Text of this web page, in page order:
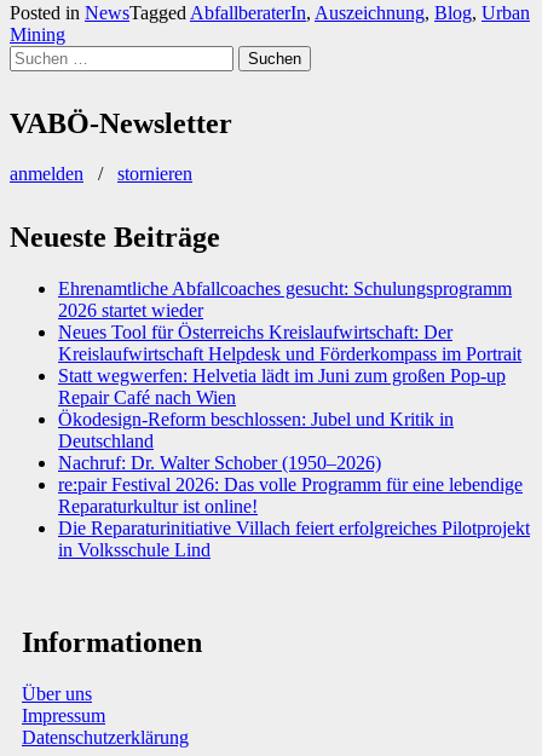
Posted in NewsTagged AbfallberaterIn, Auszeichnung, Blog, Urban
Mining
Suchen
nach:
VABÖ-Newsletter
anmelden / stornieren
Neueste Beiträge
Ehrenamtliche Abfallcoaches gesucht: Schulungsprogramm
2026 startet wieder
Neues Tool für Österreichs Kreislaufwirtschaft: Der
Kreislaufwirtschaft Helpdesk und Förderkompass im Portrait
Statt wegwerfen: Helvetia lädt im Juni zum großen Pop-up
Repair Café nach Wien
Ökodesign-Reform beschlossen: Jubel und Kritik in
Deutschland
Nachruf: Dr. Walter Schober (1950–2026)
re:pair Festival 2026: Das volle Programm für eine lebendige
Reparaturkultur ist online!
Die Reparaturinitiative Villach feiert erfolgreiches Pilotprojekt
in Volksschule Lind
Informationen
Über uns
Impressum
Datenschutzerklärung